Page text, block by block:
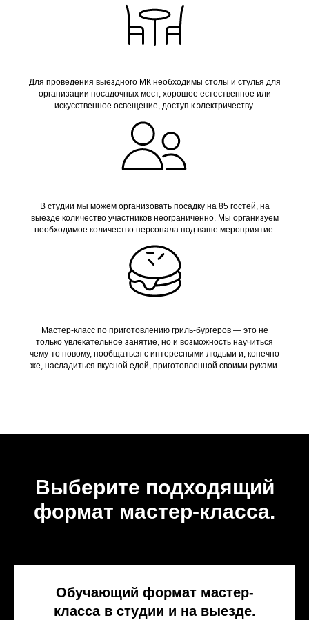
Для проведения выездного МК необходимы столы и стулья для
организации посадочных мест, хорошее естественное или
искусственное освещение, доступ к электричеству.
В студии мы можем организовать посадку на 85 гостей, на
выезде количество участников неограниченно. Мы организуем
необходимое количество персонала под ваше мероприятие.
Мастер-класс по приготовлению гриль-бургеров — это не
только увлекательное занятие, но и возможность научиться
чему-то новому, пообщаться с интересными людьми и, конечно
же, насладиться вкусной едой, приготовленной своими руками.
Выберите подходящий
формат мастер-класса.
Обучающий формат мастер-
класса в студии и на выезде.